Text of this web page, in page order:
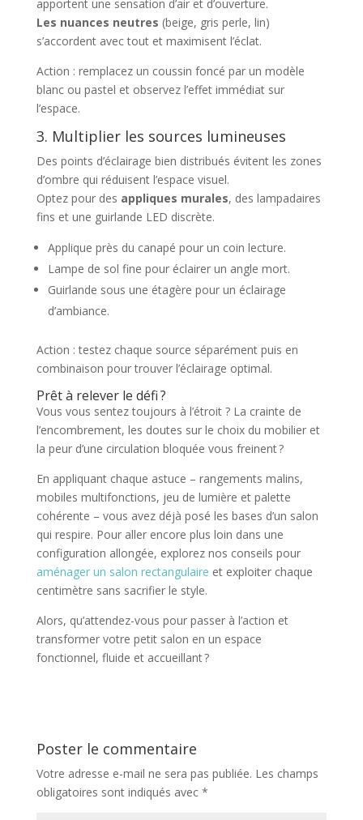
apportent une sensation d’air et d’ouverture.
Les nuances neutres (beige, gris perle, lin)
s’accordent avec tout et maximisent l’éclat.
Action : remplacez un coussin foncé par un modèle
blanc ou pastel et observez l’effet immédiat sur
l’espace.
3. Multiplier les sources lumineuses
Des points d’éclairage bien distribués évitent les zones
d’ombre qui réduisent l’espace visuel.
Optez pour des appliques murales, des lampadaires
fins et une guirlande LED discrète.
Applique près du canapé pour un coin lecture.
Lampe de sol fine pour éclairer un angle mort.
Guirlande sous une étagère pour un éclairage
d’ambiance.
Action : testez chaque source séparément puis en
combinaison pour trouver l’éclairage optimal.
Prêt à relever le défi ?
Vous vous sentez toujours à l’étroit ? La crainte de
l’encombrement, les doutes sur le choix du mobilier et
la peur d’une circulation bloquée vous freinent ?
En appliquant chaque astuce – rangements malins,
mobiles multifonctions, jeu de lumière et palette
cohérente – vous avez déjà posé les bases d’un salon
qui respire. Pour aller encore plus loin dans une
configuration allongée, explorez nos conseils pour
aménager un salon rectangulaire et exploiter chaque
centimètre sans sacrifier le style.
Alors, qu’attendez-vous pour passer à l’action et
transformer votre petit salon en un espace
fonctionnel, fluide et accueillant ?
Poster le commentaire
Votre adresse e-mail ne sera pas publiée. Les champs
obligatoires sont indiqués avec *